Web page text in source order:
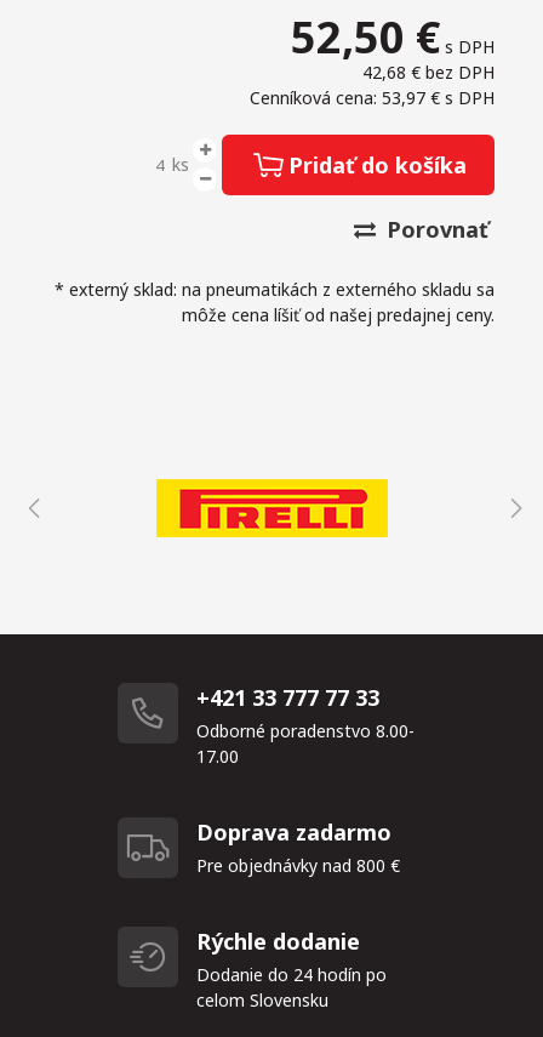
52,50 € s DPH
42,68 € bez DPH
Cenníková cena: 53,97 € s DPH
ks Pridať do košíka
Porovnať
* externý sklad: na pneumatikách z externého skladu sa
môže cena líšiť od našej predajnej ceny.
+421 33 777 77 33
Odborné poradenstvo 8.00-
17.00
Doprava zadarmo
Pre objednávky nad 800 €
Rýchle dodanie
Dodanie do 24 hodín po
celom Slovensku